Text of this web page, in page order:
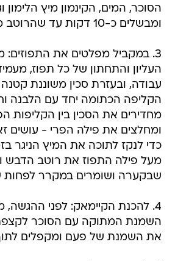
הסוכר, המים, הקינמון מיץ הלימון
ומבשלים כ-10 דקות עד שהרוטב מצטמצם בחצי.
3. במקביל מפלטים את
העליון והתחתון של כל תפוז,
עבודה, ובעזרת סכין משוננת
הקליפה הכתומה יחד עם הלבנה
מחדירים את הסכין בין הקליפות
ומחלצים את פילה הפרי - עושים
כדי לנקז לתוכה את המיץ הניגר
מעל פילה התפוז את רוטב הדבש
שבקערה ושומרים במקרר לפחות
4. להכנת הקיימאק: לפני ההגשה,
השמנת המתוקה עם הסוכר
את השמנת של פעם ומקפלים